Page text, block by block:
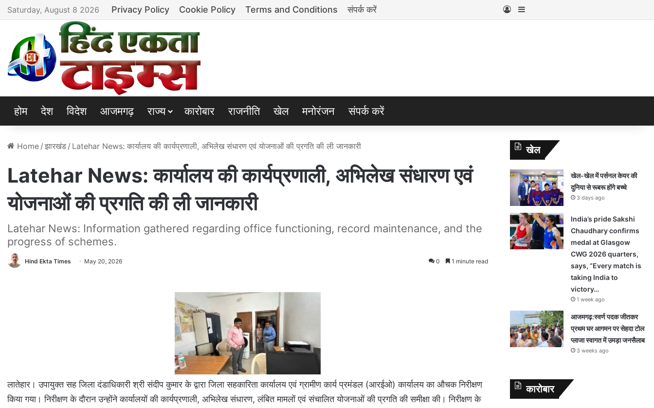
Saturday, August 8 2026 Privacy Policy Cookie Policy Terms and Conditions संपर्क करें Log InSidebar
होम देश विदेश आजमगढ़ राज्य कारोबार राजनीति खेल मनोरंजन संपर्क करें
Home / झारखंड / Latehar News: कार्यालय की कार्यप्रणाली, अभिलेख संधारण एवं योजनाओं की प्रगति की ली जानकारी
Latehar News: कार्यालय की कार्यप्रणाली, अभिलेख संधारण एवं
योजनाओं की प्रगति की ली जानकारी
Latehar News: Information gathered regarding office functioning, record maintenance, and the
progress of schemes.
Hind Ekta Times May 20, 2026 0 1 minute read
लातेहार। उपायुक्त सह जिला दंडाधिकारी श्री संदीप कुमार के द्वारा जिला सहकारिता कार्यालय एवं ग्रामीण कार्य प्रमंडल (आरईओ) कार्यालय का औचक निरीक्षण
किया गया। निरीक्षण के दौरान उन्होंने कार्यालयों की कार्यप्रणाली, अभिलेख संधारण, लंबित मामलों एवं संचालित योजनाओं की प्रगति की समीक्षा की। निरीक्षण के
खेल
खेल-खेल में पर्सनल केयर की
दुनिया से रूबरू होंगे बच्चे
3 days ago
India’s pride Sakshi
Chaudhary confirms
medal at Glasgow
CWG 2026 quarters,
says, “Every match is
taking India to
victory…
1 week ago
आजमगढ़:स्वर्ण पदक जीतकर
प्रथम घर आगमन पर सेहदा टोल
प्लाजा स्वागत में उमड़ा जनसैलाब
3 weeks ago
कारोबार